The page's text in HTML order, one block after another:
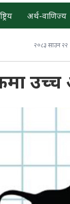
अर्थ-वाणिज्य
२०८३ साउन २२
उच्च